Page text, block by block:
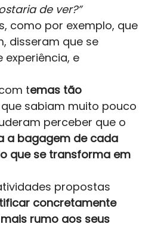
de ver?”
como por exemplo, que
disseram que se
e
temas tão
sabiam muito pouco
perceber que o
a bagagem de cada
que se transforma em
propostas
concretamente
rumo aos seus